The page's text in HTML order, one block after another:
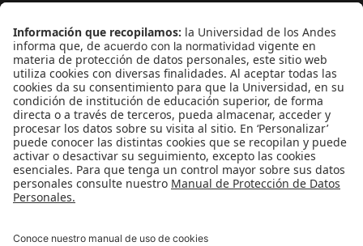
CONTÁCTANOS
cerosetenta@uniandes.edu.co
BOGOTÁ, COLOMBIA
NEWSLETTER